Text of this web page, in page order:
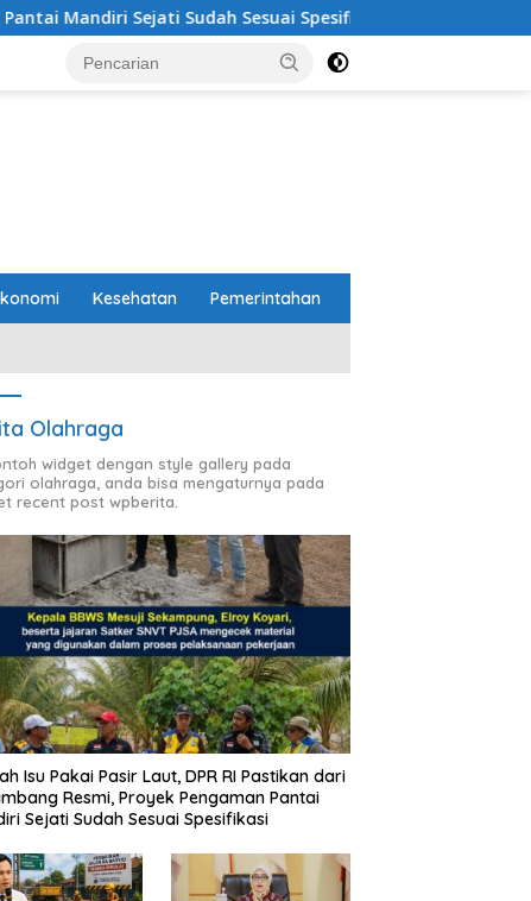
Sesuai Spesifikasi Perbaikan Jalan RA Basyid
Kesehatan Pemerintahan
Olahraga
widget dengan style gallery pada
olahraga, anda bisa mengaturnya pada
recent post wpberita.
Isu Pakai Pasir Laut, DPR RI Pastikan dari
Resmi, Proyek Pengaman Pantai
Sejati Sudah Sesuai Spesifikasi